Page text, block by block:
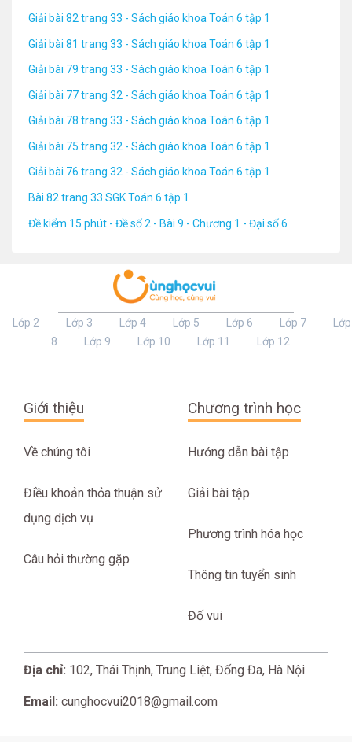
Giải bài 82 trang 33 - Sách giáo khoa Toán 6 tập 1
Giải bài 81 trang 33 - Sách giáo khoa Toán 6 tập 1
Giải bài 79 trang 33 - Sách giáo khoa Toán 6 tập 1
Giải bài 77 trang 32 - Sách giáo khoa Toán 6 tập 1
Giải bài 78 trang 33 - Sách giáo khoa Toán 6 tập 1
Giải bài 75 trang 32 - Sách giáo khoa Toán 6 tập 1
Giải bài 76 trang 32 - Sách giáo khoa Toán 6 tập 1
Bài 82 trang 33 SGK Toán 6 tập 1
Đề kiểm 15 phút - Đề số 2 - Bài 9 - Chương 1 - Đại số 6
Lớp 2 Lớp 3 Lớp 4 Lớp 5 Lớp 6 Lớp 7
Lớp
8
Lớp 9 Lớp 10 Lớp 11 Lớp 12
Giới thiệu
Về chúng tôi
Điều khoản thỏa thuận sử
dụng dịch vụ
Câu hỏi thường gặp
Chương trình học
Hướng dẫn bài tập
Giải bài tập
Phương trình hóa học
Thông tin tuyển sinh
Đố vui
Địa chỉ: 102, Thái Thịnh, Trung Liệt, Đống Đa, Hà Nội
Email: cunghocvui2018@gmail.com